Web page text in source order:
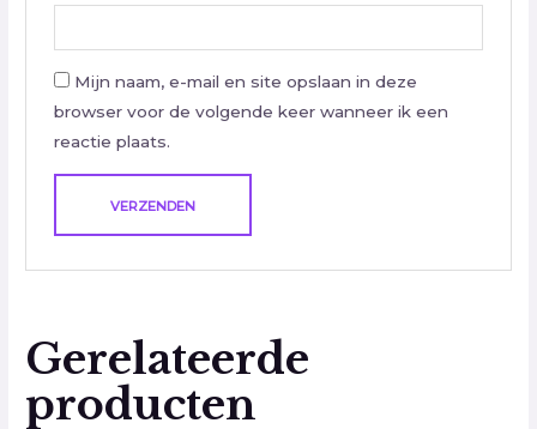
Mijn naam, e-mail en site opslaan in deze
browser voor de volgende keer wanneer ik een
reactie plaats.
Gerelateerde
producten